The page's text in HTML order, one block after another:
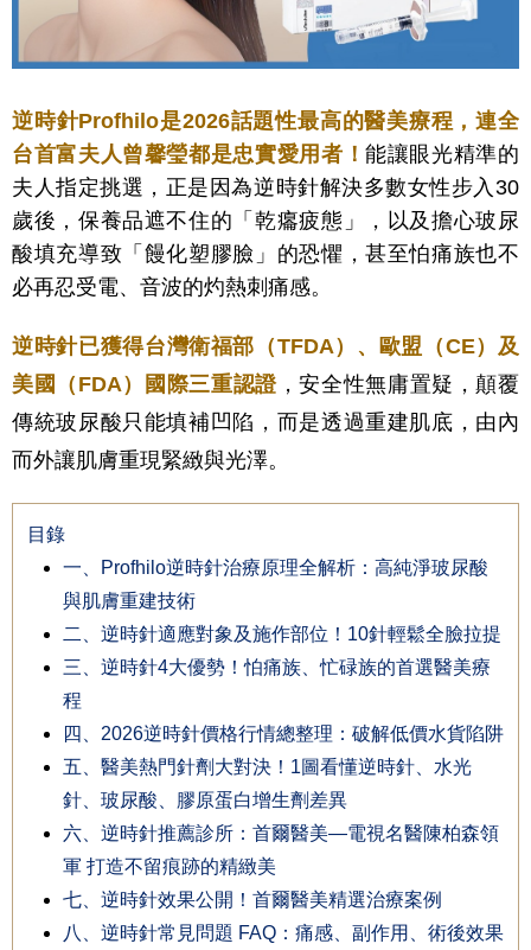
逆時針Profhilo是2026話題性最高的醫美療程，連全
台首富夫人曾馨瑩都是忠實愛用者！能讓眼光精準的
夫人指定挑選，正是因為逆時針解決多數女性步入30
歲後，保養品遮不住的「乾癟疲態」，以及擔心玻尿
酸填充導致「饅化塑膠臉」的恐懼，甚至怕痛族也不
必再忍受電、音波的灼熱刺痛感。
逆時針已獲得台灣衛福部（TFDA）、歐盟（CE）及
美國（FDA）國際三重認證，安全性無庸置疑，顛覆
傳統玻尿酸只能填補凹陷，而是透過重建肌底，由內
而外讓肌膚重現緊緻與光澤。
目錄
一、Profhilo逆時針治療原理全解析：高純淨玻尿酸
與肌膚重建技術
二、逆時針適應對象及施作部位！10針輕鬆全臉拉提
三、逆時針4大優勢！怕痛族、忙碌族的首選醫美療
程
四、2026逆時針價格行情總整理：破解低價水貨陷阱
五、醫美熱門針劑大對決！1圖看懂逆時針、水光
針、玻尿酸、膠原蛋白增生劑差異
六、逆時針推薦診所：首爾醫美—電視名醫陳柏森領
軍 打造不留痕跡的精緻美
七、逆時針效果公開！首爾醫美精選治療案例
八、逆時針常見問題 FAQ：痛感、副作用、術後效果